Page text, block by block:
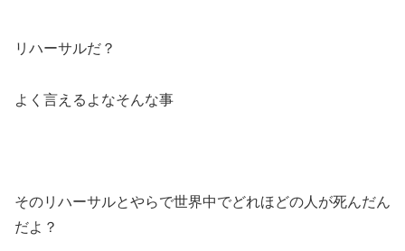
リハーサルだ？
よく言えるよなそんな事
そのリハーサルとやらで世界中でどれほどの人が死んだん
だよ？